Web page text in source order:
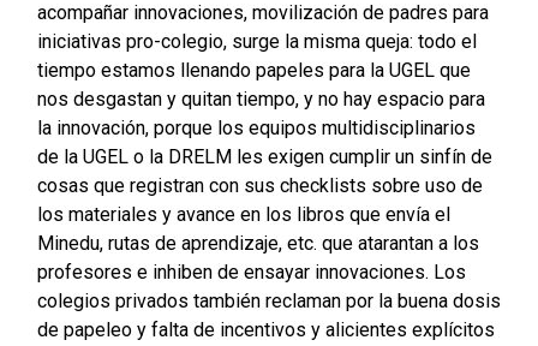
acompañar innovaciones, movilización de padres para
iniciativas pro-colegio, surge la misma queja: todo el
tiempo estamos llenando papeles para la UGEL que
nos desgastan y quitan tiempo, y no hay espacio para
la innovación, porque los equipos multidisciplinarios
de la UGEL o la DRELM les exigen cumplir un sinfín de
cosas que registran con sus checklists sobre uso de
los materiales y avance en los libros que envía el
Minedu, rutas de aprendizaje, etc. que atarantan a los
profesores e inhiben de ensayar innovaciones. Los
colegios privados también reclaman por la buena dosis
de papeleo y falta de incentivos y alicientes explícitos